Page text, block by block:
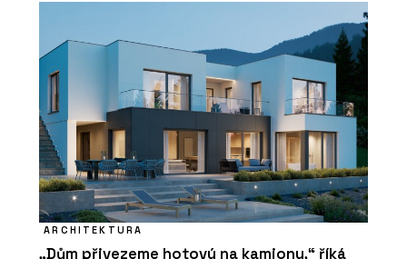
ARCHITEKTURA
„Dům přivezeme hotový na kamionu,“ říká